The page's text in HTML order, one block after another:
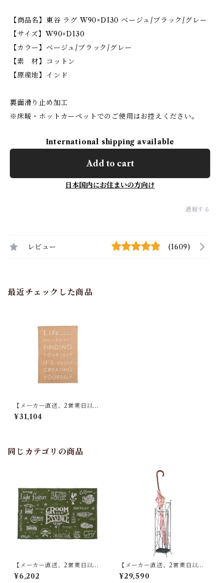
【商品名】東谷 ラグ W90×D130 ベージュ/ブラック/グレー
【サイズ】W90×D130
【カラー】ベージュ/ブラック/グレー
【素 材】コットン
【原産地】インド
裏面滑り止め加工
※床暖・ホットカーペットでのご使用はお控えください。
International shipping available
Add to cart
日本国内にお住まいの方向け
通報する
レビュー (1609)
最近チェックした商品
【メーカー直送、2営業日以内
に発送】【6個セット】 東谷
ラグ W90×D130 ベージュ/ブ
¥31,104
同じカテゴリの商品
【メーカー直送、2営業日以内
に発送】東谷 ラグ W90×D13
0 グリーン TTR-141
¥6,202
【メーカー直送、2営業日以内
に発送】【8個セット】 東谷
傘立て W13.5×D15×H60 ブラ
¥29,590